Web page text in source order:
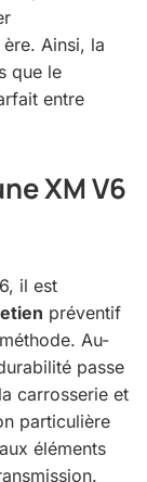
Ainsi, la
que le
entre
XM V6
il est
préventif
Au-
passe
carrosserie et
particulière
éléments